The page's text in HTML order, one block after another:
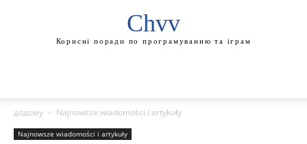
Chvv
Корисні поради по програмуванню та іграм
додому Najnowsze wiadomości i artykuły
Najnowsze wiadomości i artykuły